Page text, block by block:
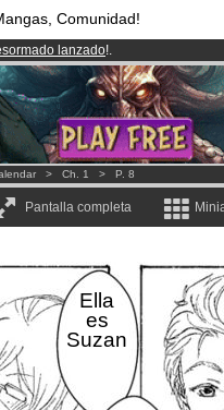
Comunidad!
lanzado!.
eurosal mes!Hazte Premium ya
y 1000 Cómics y Mangas!.
> Ch. 1 > P. 8
Pantalla completa
Ella
es
Suzan